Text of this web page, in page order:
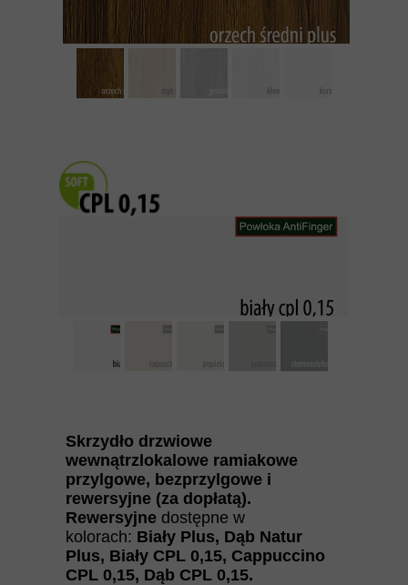
Skrzydło drzwiowe
wewnątrzlokalowe ramiakowe
przylgowe, bezprzylgowe i
rewersyjne (za dopłatą).
Rewersyjne dostępne w
kolorach: Biały Plus, Dąb Natur
Plus, Biały CPL 0,15, Cappuccino
CPL 0,15, Dąb CPL 0,15.